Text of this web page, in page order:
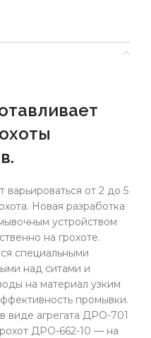
от 2 до 5
Новая разработка
устройством
на грохоте.
специальными
над ситами и
на материал узким
промывки.
в виде агрегата ДРО-701
ДРО-662-10 — на